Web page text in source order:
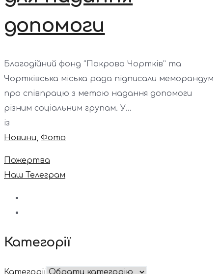
допомоги
Благодійний фонд “Покрова Чортків” та
Чортківська міська рада підписали меморандум
про співпрацю з метою надання допомоги
різним соціальним групам. У...
із
Новини, Фото
Пожертва
Наш Телеграм
Категорії
Категорії